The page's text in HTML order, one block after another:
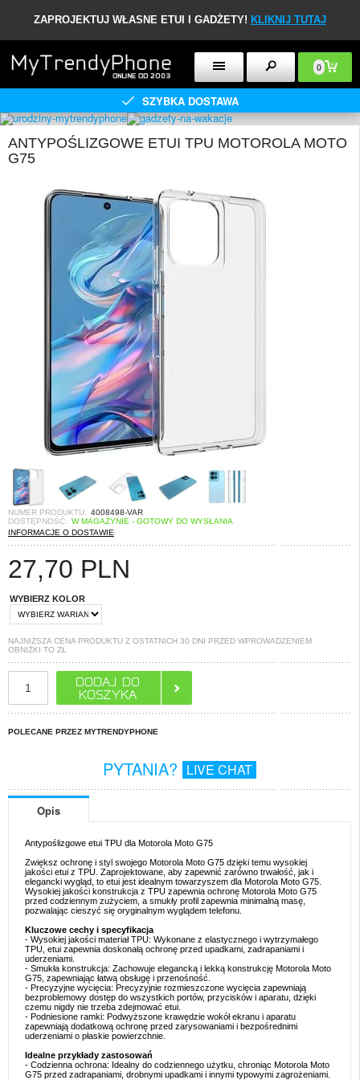
ZAPROJEKTUJ WŁASNE ETUI I GADŻETY! KLIKNIJ TUTAJ
0
SZYBKA DOSTAWA
ANTYPOŚLIZGOWE ETUI TPU MOTOROLA MOTO
G75
NUMER PRODUKTU: 4008498-VAR
DOSTĘPNOŚĆ: W MAGAZYNIE - GOTOWY DO WYSŁANIA
INFORMACJE O DOSTAWIE
27,70 PLN
WYBIERZ KOLOR
NAJNIŻSZA CENA PRODUKTU Z OSTATNICH 30 DNI PRZED WPROWADZENIEM
OBNIŻKI TO ZŁ
POLECANE PRZEZ MYTRENDYPHONE
PYTANIA? LIVE CHAT
Opis
Antypoślizgowe etui TPU dla Motorola Moto G75
Zwiększ ochronę i styl swojego Motorola Moto G75 dzięki temu wysokiej
jakości etui z TPU. Zaprojektowane, aby zapewnić zarówno trwałość, jak i
elegancki wygląd, to etui jest idealnym towarzyszem dla Motorola Moto G75.
Wysokiej jakości konstrukcja z TPU zapewnia ochronę Motorola Moto G75
przed codziennym zużyciem, a smukły profil zapewnia minimalną masę,
pozwalając cieszyć się oryginalnym wyglądem telefonu.
Kluczowe cechy i specyfikacja
- Wysokiej jakości materiał TPU: Wykonane z elastycznego i wytrzymałego
TPU, etui zapewnia doskonałą ochronę przed upadkami, zadrapaniami i
uderzeniami.
- Smukła konstrukcja: Zachowuje elegancką i lekką konstrukcję Motorola Moto
G75, zapewniając łatwą obsługę i przenośność.
- Precyzyjne wycięcia: Precyzyjnie rozmieszczone wycięcia zapewniają
bezproblemowy dostęp do wszystkich portów, przycisków i aparatu, dzięki
czemu nigdy nie trzeba zdejmować etui.
- Podniesione ramki: Podwyższone krawędzie wokół ekranu i aparatu
zapewniają dodatkową ochronę przed zarysowaniami i bezpośrednimi
uderzeniami o płaskie powierzchnie.
Idealne przykłady zastosowań
- Codzienna ochrona: Idealny do codziennego użytku, chroniąc Motorola Moto
G75 przed zadrapaniami, drobnymi upadkami i innymi typowymi zagrożeniami.